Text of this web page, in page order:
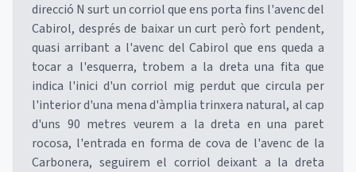
direcció N surt un corriol que ens porta fins l'avenc del
Cabirol, després de baixar un curt però fort pendent,
quasi arribant a l'avenc del Cabirol que ens queda a
tocar a l'esquerra, trobem a la dreta una fita que
indica l'inici d'un corriol mig perdut que circula per
l'interior d'una mena d'àmplia trinxera natural, al cap
d'uns 90 metres veurem a la dreta en una paret
rocosa, l'entrada en forma de cova de l'avenc de la
Carbonera, seguirem el corriol deixant a la dreta